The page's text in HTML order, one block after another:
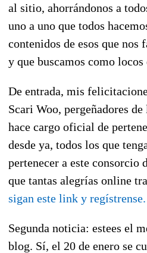
al sitio, ahorrándonos a
uno a uno que todos
contenidos de esos que nos
y que buscamos como locos
De entrada, mis
Scari Woo, pergeñadores
hace cargo oficial de
desde ya, todos los que
pertenecer a este consorcio
que tantas alegrías online
sigan este link y regístrense.
Segunda noticia: estees el
blog. Sí, el 20 de enero se